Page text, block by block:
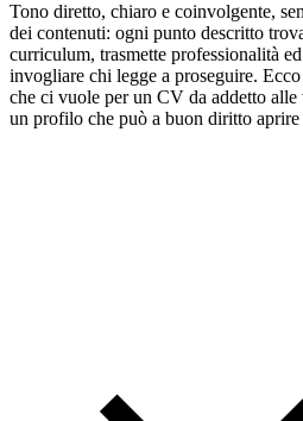
Tono diretto, chiaro e coinvolgente,
dei contenuti: ogni punto descritto
curriculum, trasmette professionalità
invogliare chi legge a proseguire.
che ci vuole per un CV da addetto
un profilo che può a buon diritto